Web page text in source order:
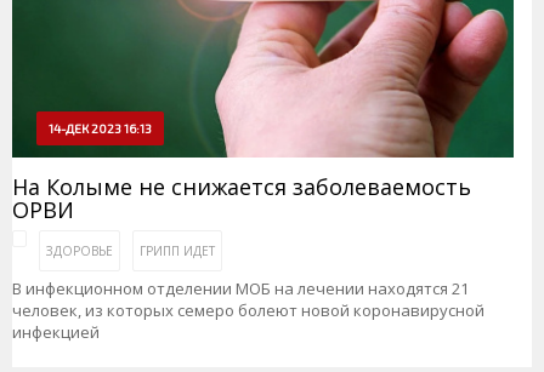
14-ДЕК 2023 16:13
На Колыме не снижается заболеваемость
ОРВИ
ЗДОРОВЬЕ ГРИПП ИДЕТ
В инфекционном отделении МОБ на лечении находятся 21
человек, из которых семеро болеют новой коронавирусной
инфекцией